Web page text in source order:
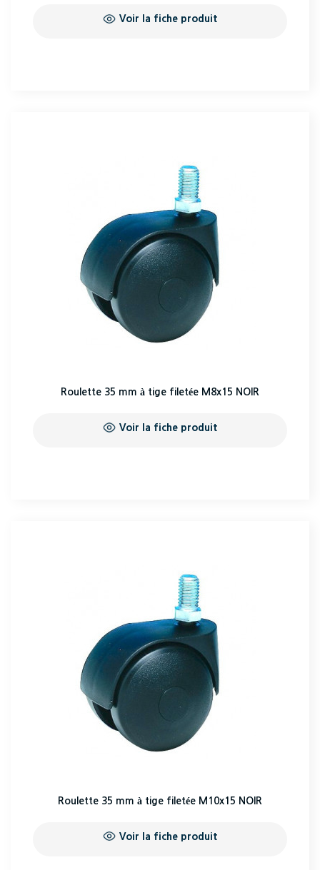
Voir la fiche produit
Roulette 35 mm à tige filetée M8x15 NOIR
Voir la fiche produit
Roulette 35 mm à tige filetée M10x15 NOIR
Voir la fiche produit